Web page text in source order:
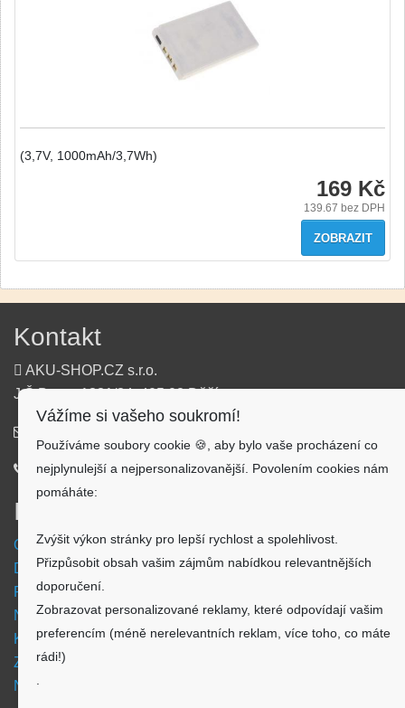
(3,7V, 1000mAh/3,7Wh)
169 Kč
139.67 bez DPH
ZOBRAZIT
Kontakt
AKU-SHOP.CZ s.r.o.
J.Š.Baara 1331/34, 405 02 Děčín
720 500 500
Informace
Obchodní podmínky
Doprava a platba
Reklamační formulář
Nastavení cookies
Kde nás najdete
Zpětný odběr vysloužilých elektrozařízení
Návod - akumulátory
Vážíme si vašeho soukromí!
Používáme soubory cookie 🍪, aby bylo vaše procházení co
nejplynulejší a nejpersonalizovanější. Povolením cookies nám
pomáháte:
Zvýšit výkon stránky pro lepší rychlost a spolehlivost.
Přizpůsobit obsah vašim zájmům nabídkou relevantnějších
doporučení.
Zobrazovat personalizované reklamy, které odpovídají vašim
preferencím (méně nerelevantních reklam, více toho, co máte
rádi!)